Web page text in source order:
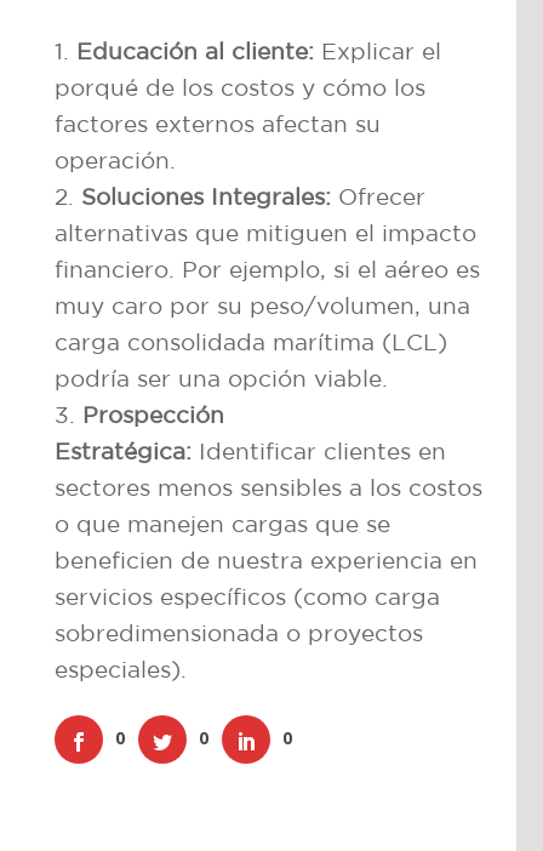
Educación al cliente: Explicar el
porqué de los costos y cómo los
factores externos afectan su
operación.
Soluciones Integrales: Ofrecer
alternativas que mitiguen el impacto
financiero. Por ejemplo, si el aéreo es
muy caro por su peso/volumen, una
carga consolidada marítima (LCL)
podría ser una opción viable.
Prospección
Estratégica: Identificar clientes en
sectores menos sensibles a los costos
o que manejen cargas que se
beneficien de nuestra experiencia en
servicios específicos (como carga
sobredimensionada o proyectos
especiales).
0 0 0